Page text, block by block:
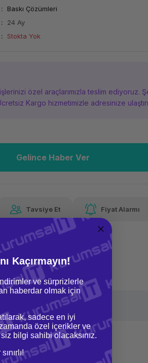
Baskı Çözümleri
24 Ay
Stokta Yok
özel araçlarımızla teslim ediyoruz.
Kargo hizmetimizle adresinize
1.395,70 TL
Havalelerde
Özel indirim fırsatı
Gelince Haber Ver
Tavsiye Et Fiyat Alarmı
Kaçırmayın!
ve sürprizlerle
haberdar olmak için
sadece en iyi
zamanda özel içerikler ve
bilgi sahibi olacaksınız.